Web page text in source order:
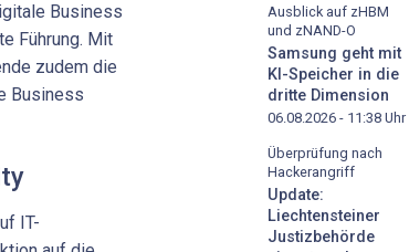
Business
Führung. Mit
zudem die
Business
IT-
Ausblick auf zHBM
und zNAND-O
Samsung geht mit
KI-Speicher in die
dritte Dimension
06.08.2026 - 11:38 Uhr
Überprüfung nach
Hackerangriff
Update:
Liechtensteiner
Justizbehörde